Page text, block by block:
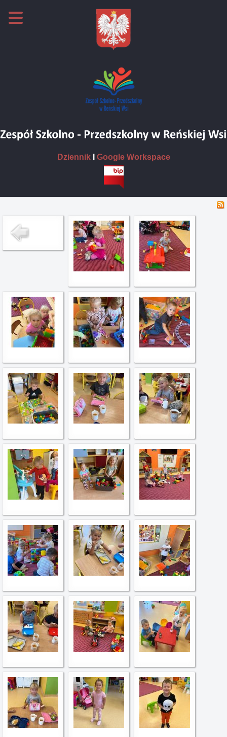
DziennikI Google Workspace